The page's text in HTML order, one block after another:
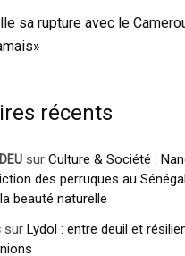
sa rupture avec le
récents
sur Culture & Société :
des perruques au
beauté naturelle
sur Lydol : entre deuil et